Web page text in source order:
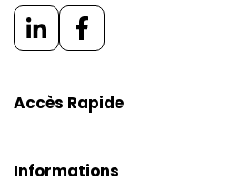
Accès Rapide
Informations